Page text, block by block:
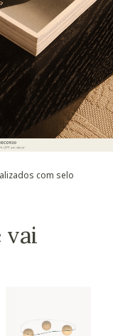
com selo
vai